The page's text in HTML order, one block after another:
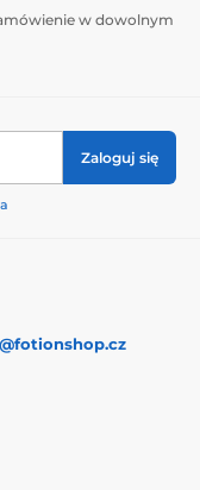
w dowolnym
Zaloguj się